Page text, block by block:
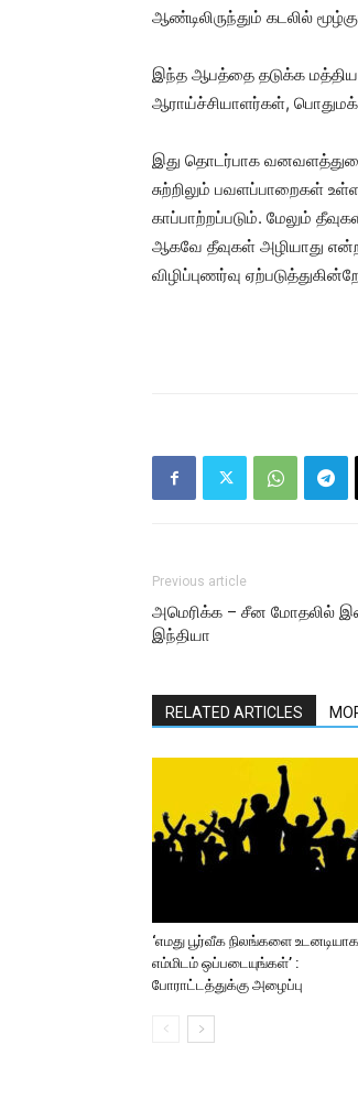
ஆண்டிலிருந்தும் கடலில்
இந்த ஆபத்தை தடுக்க
ஆராய்ச்சியாளர்கள்,
இது தொடர்பாக
சுற்றிலும் பவளப்பாறைகள்
காப்பாற்றப்படும். மேலும்
ஆகவே தீவுகள் அழியாது
விழிப்புணர்வு
Previous article
அமெரிக்க – சீன மோதலில்
இந்தியா
RELATED ARTICLES
‘எமது பூர்வீக நிலங்களை உடனடியாக
எம்மிடம் ஒப்படையுங்கள்’ :
போராட்டத்துக்கு அழைப்பு